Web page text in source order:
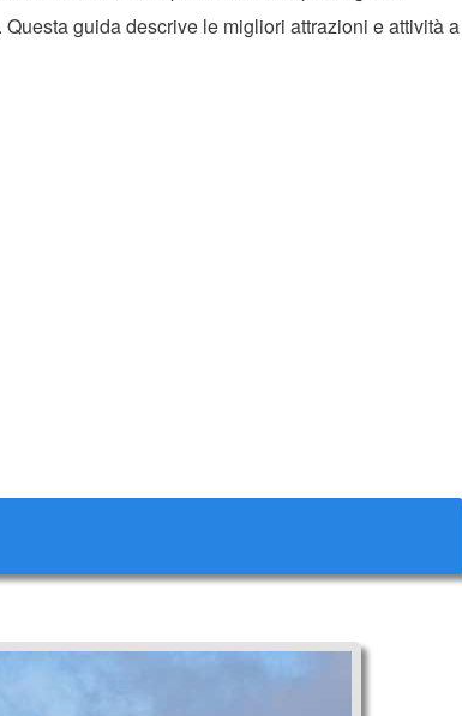
guida descrive le migliori attrazioni e attività a